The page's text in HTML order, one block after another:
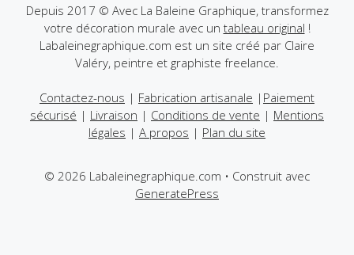
être
choisies
sur
la
page
du
produit
choisies
sur
la
du
produit
Depuis 2017 © Avec La Baleine Graphique, transformez
votre décoration murale avec un tableau original !
Labaleinegraphique.com est un site créé par Claire
Valéry, peintre et graphiste freelance.
Contactez-nous | Fabrication artisanale | Paiement
sécurisé | Livraison | Conditions de vente | Mentions
légales | A propos | Plan du site
© 2026 Labaleinegraphique.com • Construit avec
GeneratePress